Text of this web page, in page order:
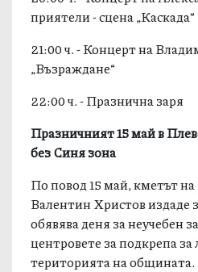
приятели - сцена „Каскада“
21:00 ч. - Концерт на
„Възраждане“
22:00 ч. - Празнична заря
Празничният 15 май в
без Синя зона
По повод 15 май, кметът
Валентин Христов издаде
обявява деня за неучебен
центровете за подкрепа
територията на общината.